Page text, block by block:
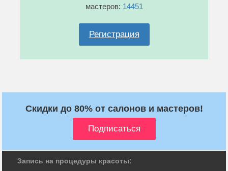
мастеров: 14451
Регистрация
Скидки до 80% от салонов и мастеров!
Запись на процедуры красоты: